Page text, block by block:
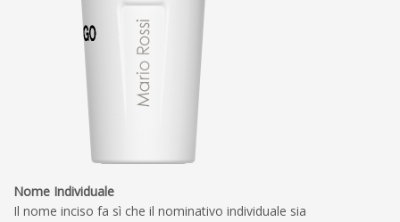
Nome Individuale
Il nome inciso fa sì che il nominativo individuale sia